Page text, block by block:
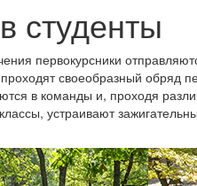
студенты
первокурсники
своеобразный обряд
в команды и, проходя
устраивают